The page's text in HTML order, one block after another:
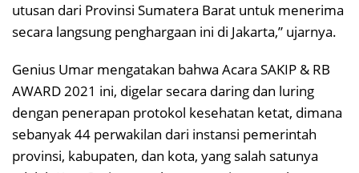
utusan dari Provinsi Sumatera Barat untuk menerima
secara langsung penghargaan ini di Jakarta,” ujarnya.
Genius Umar mengatakan bahwa Acara SAKIP & RB
AWARD 2021 ini, digelar secara daring dan luring
dengan penerapan protokol kesehatan ketat, dimana
sebanyak 44 perwakilan dari instansi pemerintah
provinsi, kabupaten, dan kota, yang salah satunya